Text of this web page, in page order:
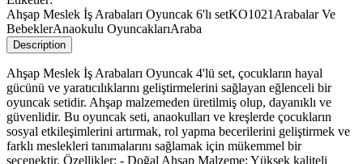
Ahşap Meslek İş Arabaları Oyuncak 6'lı setKO1021 Arabalar Ve
BebeklerAnaokulu OyuncaklarıAraba
Description
Ahşap Meslek İş Arabaları Oyuncak 4'lü set, çocukların hayal
gücünü ve yaratıcılıklarını geliştirmelerini sağlayan eğlenceli bir
oyuncak setidir. Ahşap malzemeden üretilmiş olup, dayanıklı ve
güvenlidir. Bu oyuncak seti, anaokulları ve kreşlerde çocukların
sosyal etkileşimlerini artırmak, rol yapma becerilerini geliştirmek ve
farklı meslekleri tanımalarını sağlamak için mükemmel bir
seçenektir. Özellikler: - Doğal Ahşap Malzeme: Yüksek kaliteli